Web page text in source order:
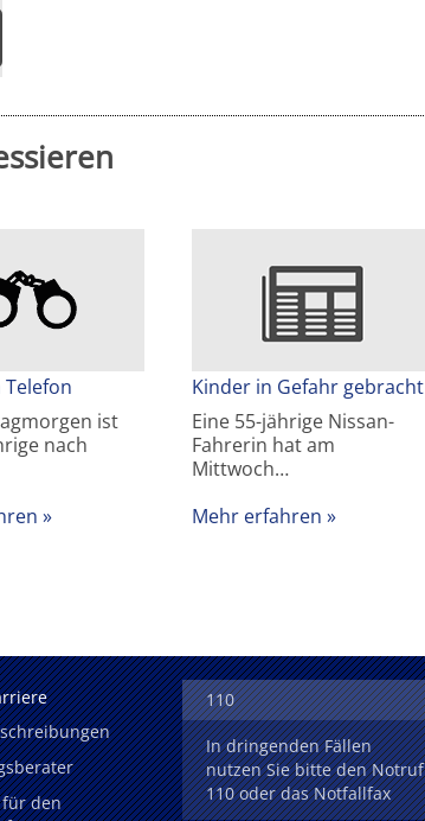
ist
nach
Kinder in Gefahr gebracht
Eine 55-jährige Nissan-
Fahrerin hat am
Mittwoch…
Mehr erfahren
den
110
In dringenden Fällen
nutzen Sie bitte den Notruf
110 oder das Notfallfax